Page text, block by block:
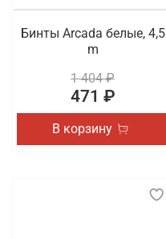
Бинты Arcada белые, 4,5
m
1 404 ₽
471 ₽
В корзину